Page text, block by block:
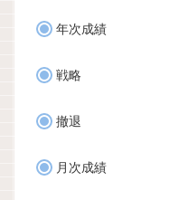
年次成績
戦略
撤退
月次成績